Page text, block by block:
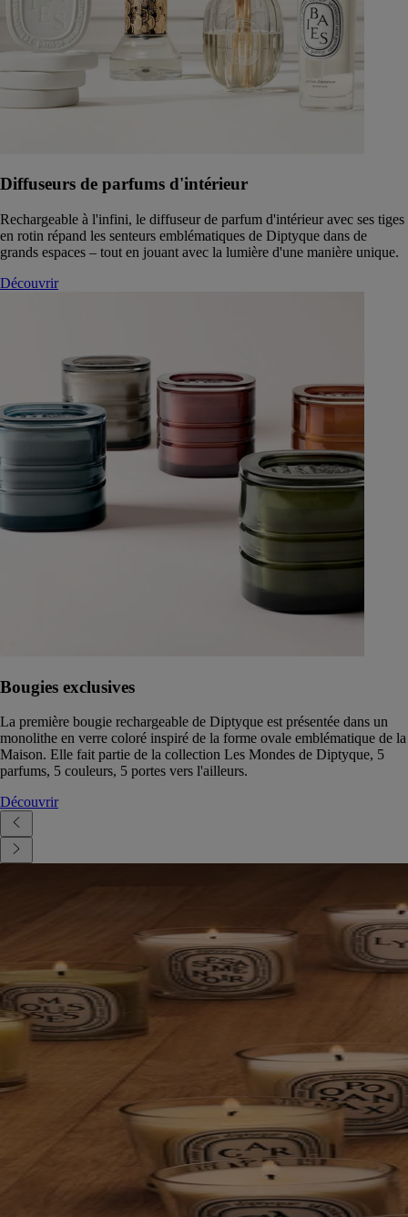
Diffuseurs de parfums d'intérieur
Rechargeable à l'infini, le diffuseur de parfum d'intérieur avec ses tiges
en rotin répand les senteurs emblématiques de Diptyque dans de
grands espaces – tout en jouant avec la lumière d'une manière unique.
Découvrir
Bougies exclusives
La première bougie rechargeable de Diptyque est présentée dans un
monolithe en verre coloré inspiré de la forme ovale emblématique de la
Maison. Elle fait partie de la collection Les Mondes de Diptyque, 5
parfums, 5 couleurs, 5 portes vers l'ailleurs.
Découvrir